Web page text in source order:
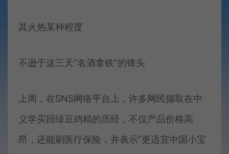
其火热某种程度
不逊于这三天“名酒拿铁”的锋头
上周，在SNS网络平台上，许多网民撷取在中
义学买回绿豆鸡精的历经，不仅产品价格高
昂，还能刷医疗保险，并表示“更适宜中国小宝